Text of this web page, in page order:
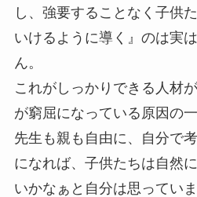
し、強要することなく子供
いけるように導く』のは実
ん。
これがしっかりできる人材
が窮屈になっている原因の
先生も親も自由に、自分で
になれば、子供たちは自然
いかなぁと自分は思っていま